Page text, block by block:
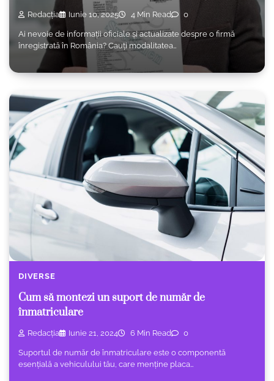
Redacția Iunie 10, 2025 4 Min Read 0
Ai nevoie de informații oficiale și actualizate despre o firmă
înregistrată în România? Cauți modalitatea…
DIVERSE
Cum să montezi un suport de număr de
înmatriculare
Redacția Iunie 21, 2024 6 Min Read 0
Suportul de număr de înmatriculare este o componentă
esențială a vehiculului tău, care menține placa…